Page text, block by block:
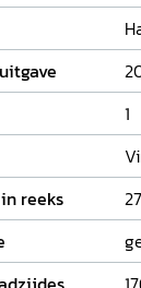
1
reeks
27